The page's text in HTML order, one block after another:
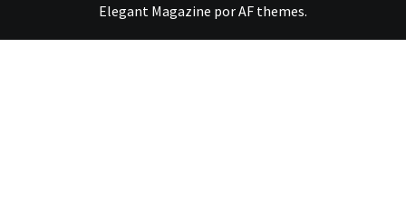
Elegant Magazine porAF themes.